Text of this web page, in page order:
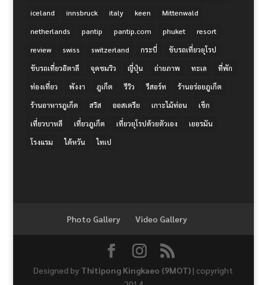
iceland
innsbruck italy keen
Mittenwald
netherlands
pantip pantip.com phuket
resort
review
swiss switzerland กระบี่
ขับรถเที่ยวยุโรป
ขับรถเที่ยวอิตาลี
จุดชมวิว ญี่ปุ่น ถ่ายภาพ ทะเล
ที่พัก
ท่องเที่ยว
พังงา ภูเก็ต รีวิว รีสอร์ท
ร้านอร่อยภูเก็ต
ร้านอาหารภูเก็ต
สวิส ออสเตรีย เกาะไม้ท่อน
เช็ก
เที่ยวบาหลี
เที่ยวภูเก็ต เที่ยวยุโรปด้วยตัวเอง
เยอรมัน
โรงแรม
ไต้หวัน ไทเป
Photo Gallery Video Gallery
Designed by Thitipong Kingkaeo (9MOT) | copyright